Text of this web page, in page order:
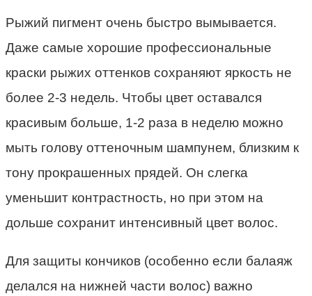
Рыжий пигмент очень быстро вымывается.
Даже самые хорошие профессиональные
краски рыжих оттенков сохраняют яркость не
более 2-3 недель. Чтобы цвет оставался
красивым больше, 1-2 раза в неделю можно
мыть голову оттеночным шампунем, близким к
тону прокрашенных прядей. Он слегка
уменьшит контрастность, но при этом на
дольше сохранит интенсивный цвет волос.
Для защиты кончиков (особенно если балаяж
делался на нижней части волос) важно